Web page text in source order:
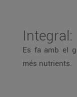
Integral:
Es fa amb el
més nutrients.